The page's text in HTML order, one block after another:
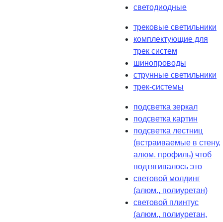
светодиодные
трековые светильники
комплектующие для
трек систем
шинопроводы
струнные светильники
трек-системы
подсветка зеркал
подсветка картин
подсветка лестниц
(встраиваемые в стену,
алюм. профиль) чтоб
подтягивалось это
световой молдинг
(алюм., полиуретан)
световой плинтус
(алюм., полиуретан,